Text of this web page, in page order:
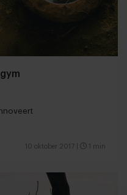
10 oktober 2017 1 min